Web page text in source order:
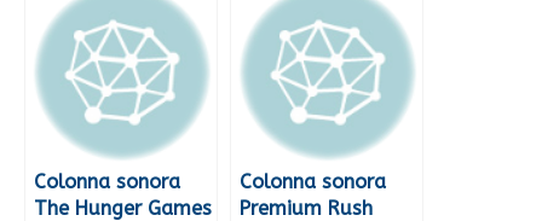
Colonna sonora
The Hunger Games
Colonna sonora
Premium Rush